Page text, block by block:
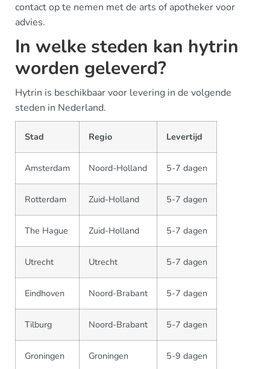
contact op te nemen met de arts of apotheker voor
advies.
In welke steden kan hytrin
worden geleverd?
Hytrin is beschikbaar voor levering in de volgende
steden in Nederland.
Stad Regio Levertijd
Amsterdam Noord-Holland 5-7 dagen
Rotterdam Zuid-Holland 5-7 dagen
The Hague Zuid-Holland 5-7 dagen
Utrecht Utrecht 5-7 dagen
Eindhoven Noord-Brabant 5-7 dagen
Tilburg Noord-Brabant 5-7 dagen
Groningen Groningen 5-9 dagen